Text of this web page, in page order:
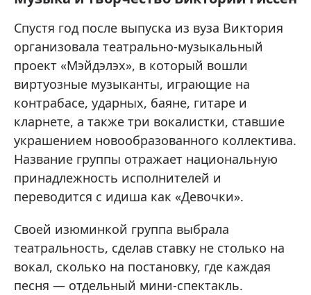
Спустя год после выпуска из вуза Виктория
организовала театрально-музыкальный
проект «Мэйдэлэх», в который вошли
виртуозные музыканты, играющие на
контрабасе, ударных, баяне, гитаре и
кларнете, а также три вокалистки, ставшие
украшением новообразованного коллектива.
Название группы отражает национальную
принадлежность исполнителей и
переводится с идиша как «Девочки».
Своей изюминкой группа выбрала
театральность, сделав ставку не столько на
вокал, сколько на постановку, где каждая
песня — отдельный мини-спектакль.